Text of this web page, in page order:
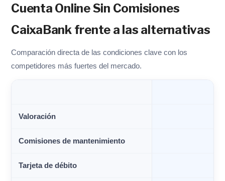
Cuenta Online Sin Comisiones
CaixaBank frente a las alternativas
Comparación directa de las condiciones clave con los
competidores más fuertes del mercado.
Valoración
Comisiones de mantenimiento
Tarjeta de débito